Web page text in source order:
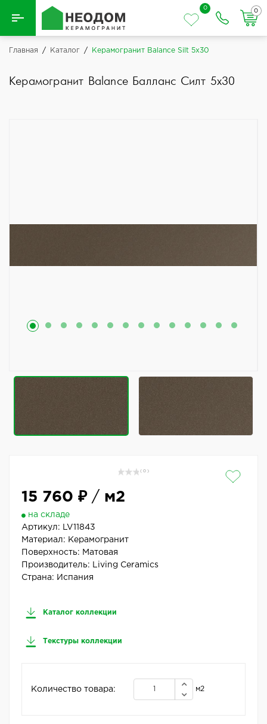
Назад
0
0
Главная / Каталог / Керамогранит Balance Silt 5x30
Керамогранит Balance Балланс Силт 5x30
( 0 )
15 760 ₽/ м2
на складе
Артикул:
LV11843
Материал: Керамогранит
Поверхность: Матовая
Производитель:
Living Ceramics
Страна: Испания
Каталог коллекции
Текстуры коллекции
Количество товара: м2